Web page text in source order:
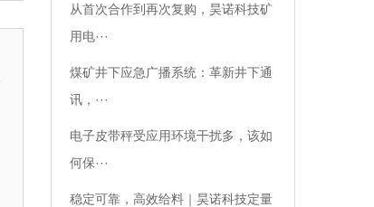
从首次合作到再次复购，昊诺科技矿
用电···
煤矿井下应急广播系统：革新井下通
讯，···
电子皮带秤受应用环境干扰多，该如
何保···
稳定可靠，高效给料｜昊诺科技定量